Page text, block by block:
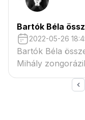
Bartók Béla
2022-05-26
Bartók Béla
Mihály